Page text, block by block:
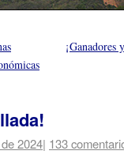
¡Ganadores
2024| 133